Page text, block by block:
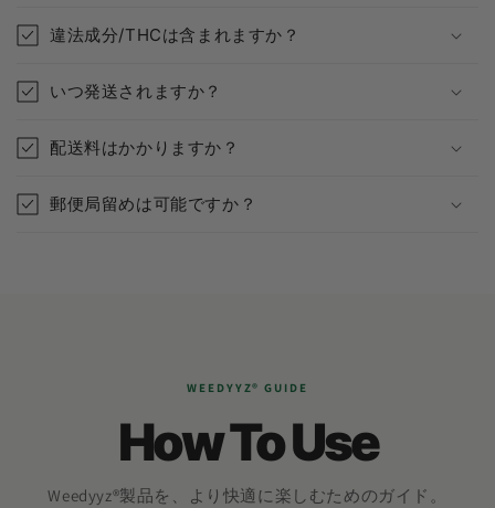
違法成分/THCは含まれますか？
いつ発送されますか？
配送料はかかりますか？
郵便局留めは可能ですか？
WEEDYYZ®︎ GUIDE
How To Use
Weedyyz®︎製品を、より快適に楽しむためのガイド。